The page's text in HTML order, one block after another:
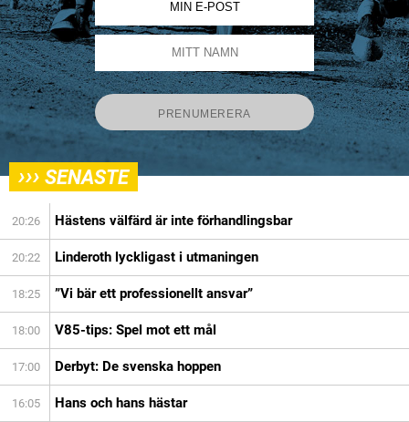
››› SENASTE
20:26 Hästens välfärd är inte förhandlingsbar
20:22 Linderoth lyckligast i utmaningen
18:25 ”Vi bär ett professionellt ansvar”
18:00 V85-tips: Spel mot ett mål
17:00 Derbyt: De svenska hoppen
16:05 Hans och hans hästar